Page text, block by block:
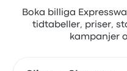
Boka billiga
tidtabeller, priser,
kampanjer